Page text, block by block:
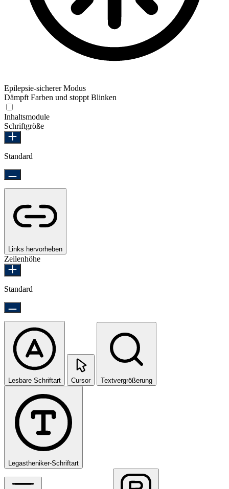
Epilepsie-sicherer Modus
Dämpft Farben und stoppt Blinken
Inhaltsmodule
Schriftgröße
Standard
Links hervorheben
Zeilenhöhe
Standard
Lesbare Schriftart Cursor Textvergrößerung
Legastheniker-Schriftart